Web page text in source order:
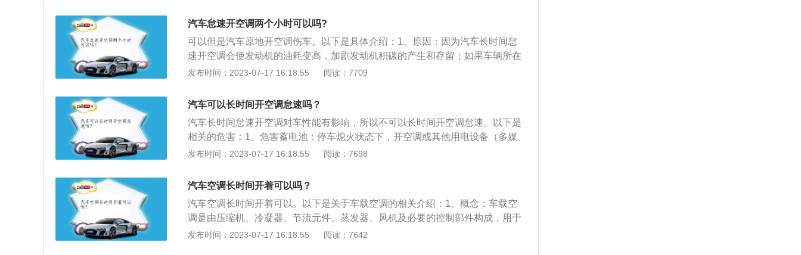
用以后，室内的滤网以及铜片内部会挤压一定的灰尘，这样在积累到一定的量后
就会产生一定的异味，随着空调开启，空调出风异味就会飘散到空气中。2、室
内机内部会有潮气：由于空调在制冷热以后，很多情况下，室内机的内部会有潮
气，所以当关闭空调后，没有干燥防霉功能的空调会立刻停机，这样内部的潮气
一直存在，长期下来就会产生霉菌，霉味也就自然而然的产生。
汽车怠速开空调两个小时可以吗?
可以但是汽车原地开空调伤车。以下是具体介绍：1、原因：因为汽车长时间怠
速开空调会使发动机的油耗变高，加剧发动机积碳的产生和存留；如果车辆所在
的地方通风不好或者在车库里，车内人员也会容易导致一氧化碳中毒。2、汽车
空气清洁度及空气流动调整和控制在最佳状态，为乘员提供舒适的乘坐环境，减
少旅途疲劳；为驾驶员创造良好的工作条件，对确保安全行车起到重要作用的通
风装置。一般包括制冷装置、取暖装置和通风换气装置。
发布时间：2023-07-17 16:18:55 阅读：7709
汽车可以长时间开空调怠速吗？
汽车长时间怠速开空调对车性能有影响，所以不可以长时间开空调怠速。以下是
相关的危害：1、危害蓄电池：停车熄火状态下，开空调或其他用电设备（多媒
体、车灯、点烟器、手机充电等），会使蓄电池超负荷工作，时间一长很容易导
态开空调，建议不要让汽车长时间处于怠速状态，怠速就是发动机“出力不出
工”，发动机只需要克服自身内部机件运转时的摩擦阻力，不对外输出功率，燃油
燃烧不充分容易在缸内、节气门上产生积碳。
发布时间：2023-07-17 16:18:55 阅读：7698
汽车空调长时间开着可以吗？
汽车空调长时间开着可以。以下是关于车载空调的相关介绍：1、概念：车载空
调是由压缩机、冷凝器、节流元件、蒸发器、风机及必要的控制部件构成，用于
调节车内温度、湿度，给乘员提供舒适环境的空调系统。2、工作过程：制冷剂
发布时间：2023-07-17 16:18:55 阅读：7642